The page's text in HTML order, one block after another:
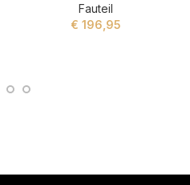
Fauteil
€ 196,95